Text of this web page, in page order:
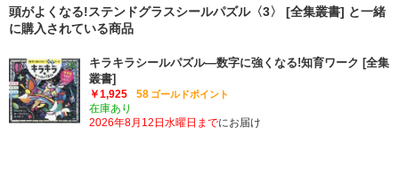
頭がよくなる!ステンドグラスシールパズル〈3〉 [全集叢書] と一緒
に購入されている商品
キラキラシールパズル―数字に強くなる!知育ワーク [全集
叢書]
￥1,925 58 ゴールドポイント
在庫あり
2026年8月12日水曜日までにお届け